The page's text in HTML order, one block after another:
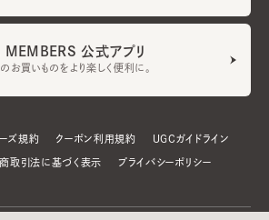
公式アプリ
お買いものをより楽しく便利に。
ズ規約 クーポン利用規約 UGCガイドライン
取引法に基づく表示 プライバシーポリシー